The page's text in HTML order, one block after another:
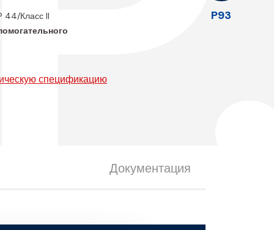
P93
44/Класс II
спецификацию
Документация